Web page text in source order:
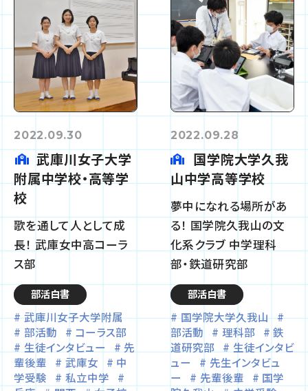
2022.09.30
武庫川女子大学
附属中学校・高等学
校
歌を通して人として成
長！ 武庫女中高コーラ
ス部
部活白書
武庫川女子大学附属
部活動
コーラス部
生徒インタビュー
先
輩後輩
武庫女
中
学受験
私立中学
2022.09.28
国学院大学久我
山中学高等学校
夢中になれる場所があ
る！ 国学院久我山の文
化系クラブ 中学理科
部・鉄道研究部
部活白書
国学院大学久我山
部活動
理科部
鉄
道研究部
生徒インタビ
ュー
先生インタビュ
ー
先輩後輩
国学